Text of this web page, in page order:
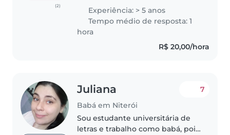
(2)
todo cuidado do mundo. Tenho
disponibilidade! Caso tenha
interesse entre em contato para..
Experiência: > 5 anos
Tempo médio de resposta: 1
hora
R$ 20,00/hora
Juliana
Babá em Niterói
7
Sou estudante universitária de
letras e trabalho como babá, pois